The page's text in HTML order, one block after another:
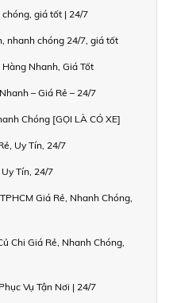
giá tốt | 24/7
nhanh chóng 24/7, giá tốt
Nhanh, Giá Tốt
– Giá Rẻ – 24/7
Chóng [GỌI LÀ CÓ XE]
Uy Tín, 24/7
Tín, 24/7
Giá Rẻ, Nhanh Chóng,
Chi Giá Rẻ, Nhanh Chóng,
Vụ Tận Nơi | 24/7